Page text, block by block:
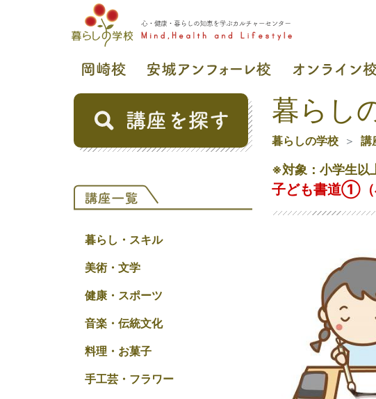
暮らし・スキル
美術・文学
健康・スポーツ
音楽・伝統文化
料理・お菓子
手工芸・フラワー
暮らし
暮らしの学校 講
※対象：小学生以
子ども書道①（